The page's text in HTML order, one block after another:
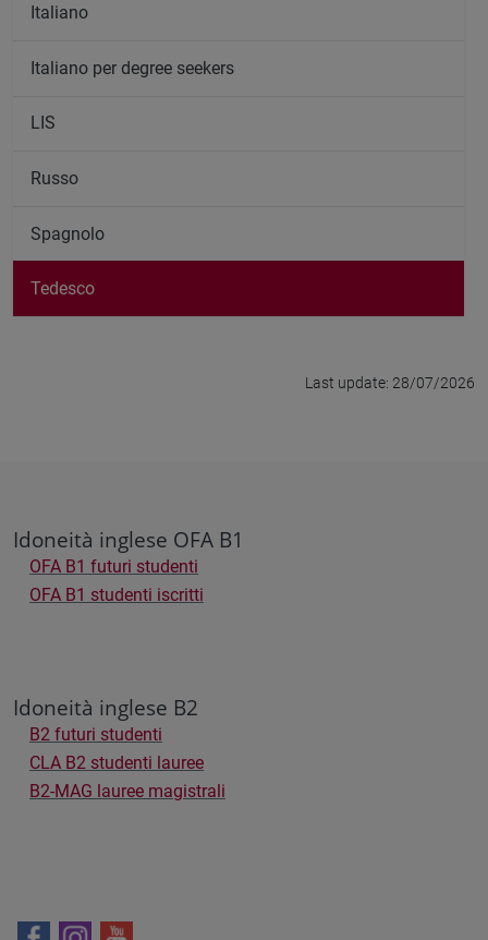
Italiano
Italiano per degree seekers
LIS
Russo
Spagnolo
Tedesco
Last update: 28/07/2026
Idoneità inglese OFA B1
OFA B1 futuri studenti
OFA B1 studenti iscritti
Idoneità inglese B2
B2 futuri studenti
CLA B2 studenti lauree
B2-MAG lauree magistrali